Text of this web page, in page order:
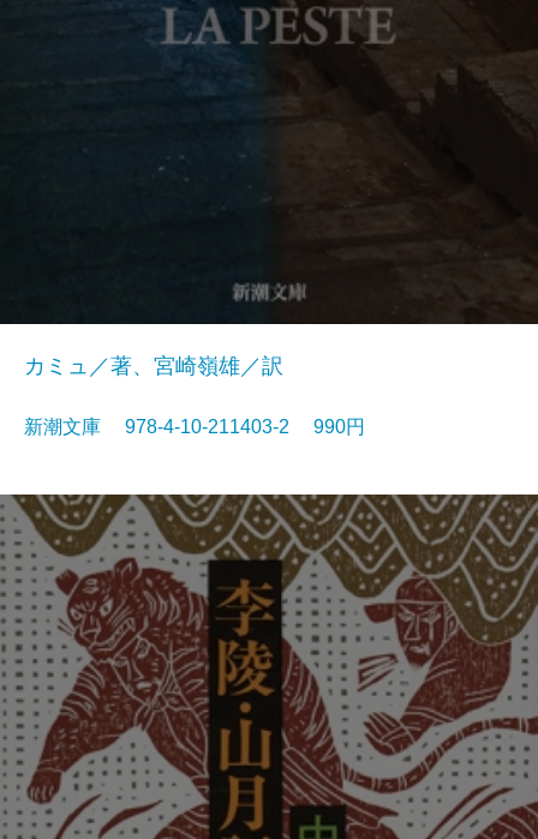
カミュ／著、宮崎嶺雄／訳
新潮文庫 978-4-10-211403-2 990円